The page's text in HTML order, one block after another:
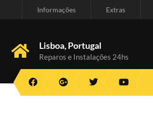
Informações Extras
Lisboa, Portugal
Reparos e Instalações 24hs